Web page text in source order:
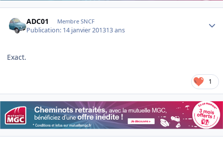
ADC01 Membre SNCF
Publication: 14 janvier 201313 ans
Exact.
1